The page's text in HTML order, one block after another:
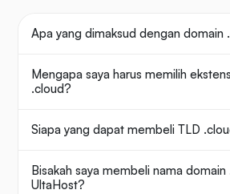
Apa yang dimaksud dengan domain
Mengapa saya harus memilih
.cloud?
Siapa yang dapat membeli TLD
Bisakah saya membeli nama
UltaHost?